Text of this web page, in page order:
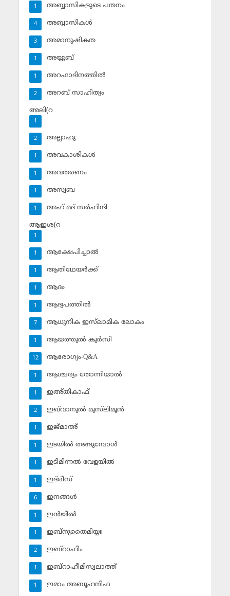
അബ്ബാസികളുടെ പതനം
1
അബ്ബാസികള്‍
4
അമാനുഷികത
3
അയ്യൂബ്‌
1
അറഫാദിനത്തില്‍
1
അറബ് സാഹിത്യം
2
അലി(റ
1
അല്ലാഹു
2
അവകാശികള്‍
1
അവതരണം
1
അസ്വബ
1
അഹ് മദ് സര്‍ഹിന്ദി
1
ആഇശ(റ
1
ആക്ഷേപിച്ചാല്‍
1
ആതിഥേയര്‍ക്ക്
1
ആദം
1
ആദ്യപത്തില്‍
1
ആധുനിക ഇസ്‌ലാമിക ലോകം
7
ആയത്തുല്‍ കുര്‍സി
1
ആരോഗ്യം-Q&A
12
ആശ്ചര്യം തോന്നിയാല്‍
1
ഇഅ്തികാഫ്‌
1
ഇഖ്‌വാനുല്‍ മുസ്‌ലിമൂന്‍
2
ഇജ്മാഅ്
1
ഇടയില്‍ തങ്ങുമ്പോള്‍
1
ഇടിമിന്നല്‍ വേളയില്‍
1
ഇദ്‌രീസ്‌
1
ഇനങ്ങള്‍
6
ഇന്‍ജീല്‍
1
ഇബ്‌നുതൈമിയ്യഃ
1
ഇബ്‌റാഹീം
2
ഇബ്‌റാഹീമിസ്വലാത്ത്
1
ഇമാം അബൂഹനീഫ
1